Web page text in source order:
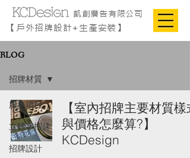
凱創廣告有限公司
【戶外招牌設計+生產安裝】
BLOG
服務項目
立體字招牌
招牌設計
招牌材質
【室內招牌主要材質樣
與價格怎麼算?】
KCDesign